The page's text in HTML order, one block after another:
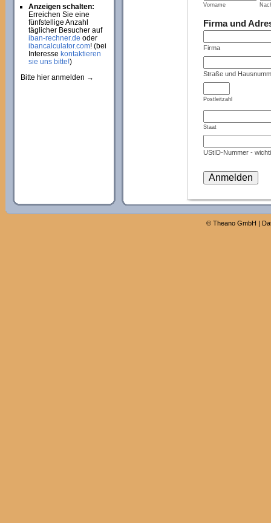
Vorname
Firma und
Firma
Straße und
Postleitzahl
Staat
UStID-Nummer -
Anzeigen schalten:
Erreichen Sie eine
fünfstellige Anzahl
täglicher Besucher auf
iban-rechner.de oder
ibancalculator.com! (bei
Interesse kontaktieren
sie uns bitte!)
Bitte hier anmelden →
© Theano GmbH |